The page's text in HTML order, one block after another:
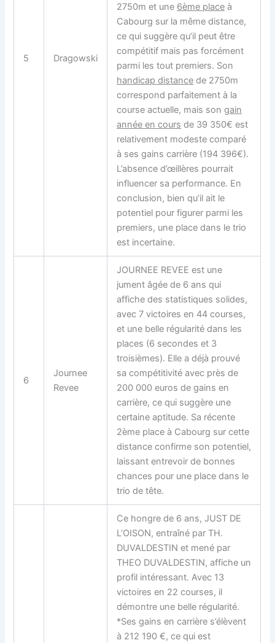
5 Dragowski
2750m et une 6ème place à
Cabourg sur la même distance,
ce qui suggère qu’il peut être
compétitif mais pas forcément
parmi les tout premiers. Son
handicap distance de 2750m
correspond parfaitement à la
course actuelle, mais songain
année en cours de 39 350€ est
relativement modeste comparé
à ses gains carrière (194 396€).
L’absence d’œillères pourrait
influencer sa performance. En
conclusion, bien qu’il ait le
potentiel pour figurer parmi les
premiers, une place dans le trio
est incertaine.
6
Journee
Revee
JOURNEE REVEE est une
jument âgée de 6 ans qui
affiche des statistiques solides,
avec 7 victoires en 44 courses,
et une belle régularité dans les
places (6 secondes et 3
troisièmes). Elle a déjà prouvé
sa compétitivité avec près de
200 000 euros de gains en
carrière, ce qui suggère une
certaine aptitude. Sa récente
2ème place à Cabourg sur cette
distance confirme son potentiel,
laissant entrevoir de bonnes
chances pour une place dans le
trio de tête.
Ce hongre de 6 ans, JUST DE
L’OISON, entraîné par TH.
DUVALDESTIN et mené par
THEO DUVALDESTIN, affiche un
profil intéressant. Avec 13
victoires en 22 courses, il
démontre une belle régularité.
*Ses gains en carrière s’élèvent
à 212 190 €, ce qui est